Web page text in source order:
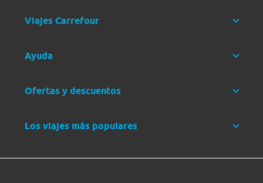
Viajes Carrefour
Ayuda
Ofertas y descuentos
Los viajes más populares